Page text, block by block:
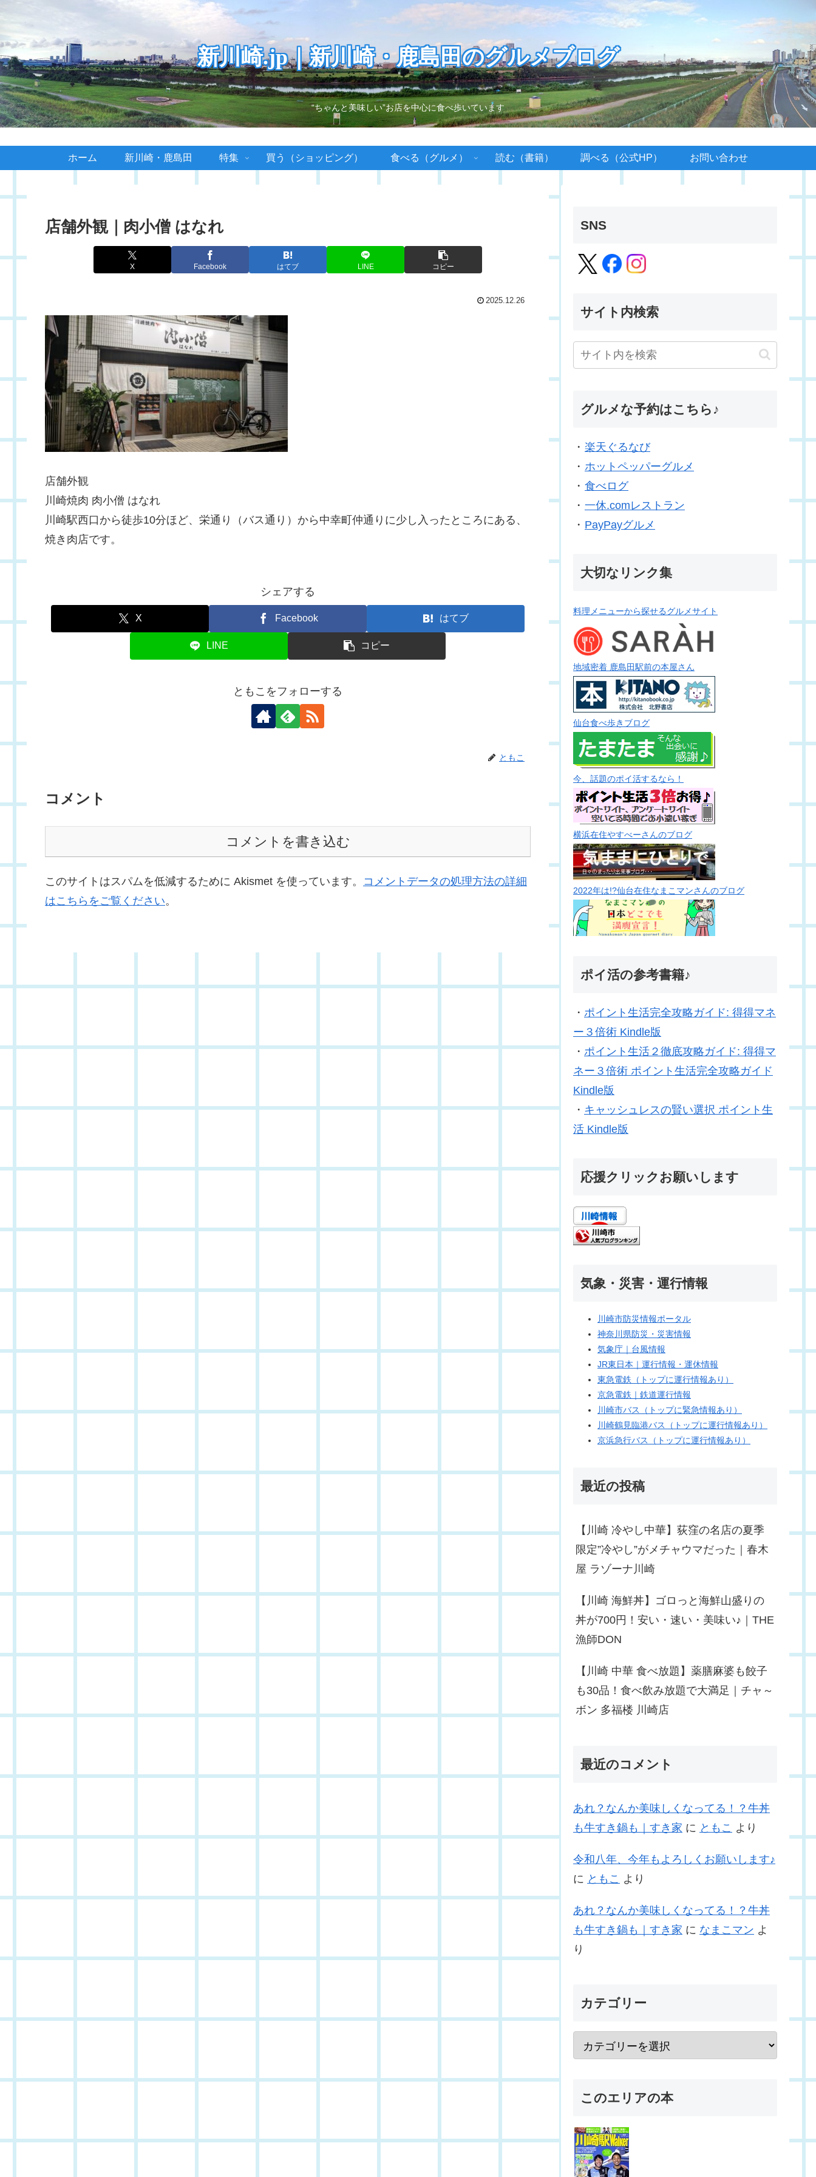
新川崎.jp｜新川崎・鹿島田のグルメブログ
“ちゃんと美味しい”お店を中心に食べ歩いています
ホーム 新川崎・鹿島田 特集 買う（ショッピング） 食べる（グルメ） 読む（書籍） 調べる（公式HP） お問い合わせ
店舗外観｜肉小僧 はなれ
X Facebook はてブ LINE コピー
2025.12.26
店舗外観
川崎焼肉 肉小僧 はなれ
川崎駅西口から徒歩10分ほど、栄通り（バス通り）から中幸町仲通りに少し入ったところにある、
焼き肉店です。
シェアする
X Facebook はてブ
LINE コピー
ともこをフォローする
ともこ
コメント
コメントを書き込む
このサイトはスパムを低減するために Akismet を使っています。 コメントデータの処理方法の詳細
はこちらをご覧ください。
SNS
サイト内検索
グルメな予約はこちら♪
・ 楽天ぐるなび
・ ホットペッパーグルメ
・ 食べログ
・ 一休.comレストラン
・ PayPayグルメ
大切なリンク集
料理メニューから探せるグルメサイト
地域密着 鹿島田駅前の本屋さん
仙台食べ歩きブログ
今、話題のポイ活するなら！
横浜在住やすべーさんのブログ
2022年は!?仙台在住なまこマンさんのブログ
ポイ活の参考書籍♪
・ ポイント生活完全攻略ガイド: 得得マネ
ー３倍術 Kindle版
・ ポイント生活２徹底攻略ガイド: 得得マ
ネー３倍術 ポイント生活完全攻略ガイド
Kindle版
・ キャッシュレスの賢い選択 ポイント生
活 Kindle版
応援クリックお願いします
気象・災害・運行情報
川崎市防災情報ポータル
神奈川県防災・災害情報
気象庁｜台風情報
JR東日本｜運行情報・運休情報
東急電鉄（トップに運行情報あり）
京急電鉄｜鉄道運行情報
川崎市バス（トップに緊急情報あり）
川崎鶴見臨港バス（トップに運行情報あり）
京浜急行バス（トップに運行情報あり）
最近の投稿
【川崎 冷やし中華】荻窪の名店の夏季
限定”冷やし”がメチャウマだった｜春木
屋 ラゾーナ川崎
【川崎 海鮮丼】ゴロっと海鮮山盛りの
丼が700円！安い・速い・美味い♪｜THE
漁師DON
【川崎 中華 食べ放題】薬膳麻婆も餃子
も30品！食べ飲み放題で大満足｜チャ～
ボン 多福楼 川崎店
最近のコメント
あれ？なんか美味しくなってる！？牛丼
も牛すき鍋も｜すき家 に ともこ より
令和八年、今年もよろしくお願いします♪
に ともこ より
あれ？なんか美味しくなってる！？牛丼
も牛すき鍋も｜すき家 に なまこマン よ
り
カテゴリー
このエリアの本